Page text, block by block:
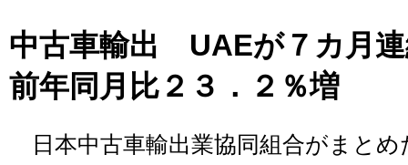
中古車輸出 UAEが７カ月
前年同月比２３．２％増
日本中古車輸出業協同組合がまとめ